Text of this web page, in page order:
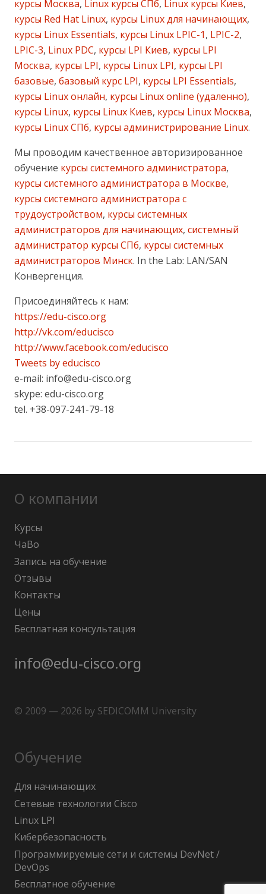
курсы Москва, Linux курсы СПб, Linux курсы Киев,
курсы Red Hat Linux, курсы Linux для начинающих,
курсы Linux Essentials, курсы Linux LPIC-1, LPIC-2,
LPIC-3, Linux PDC, курсы LPI Киев, курсы LPI
Москва, курсы LPI, курсы Linux LPI, курсы LPI
базовые, базовый курс LPI, курсы LPI Essentials,
курсы Linux онлайн, курсы Linux online (удаленно),
курсы Linux, курсы Linux Киев, курсы Linux Москва,
курсы Linux СПб, курсы администрирование Linux.
Мы проводим качественное авторизированное
обучение курсы системного администратора,
курсы системного администратора в Москве,
курсы системного администратора с
трудоустройством, курсы системных
администраторов для начинающих, системный
администратор курсы СПб, курсы системных
администраторов Минск. In the Lab: LAN/SAN
Конвергенция.
Присоединяйтесь к нам:
https://edu-cisco.org
http://vk.com/educisco
http://www.facebook.com/educisco
Tweets by educisco
e-mail: info@edu-cisco.org
skype: edu-cisco.org
tel. +38-097-241-79-18
О компании
Курсы
ЧаВо
Запись на обучение
Отзывы
Контакты
Цены
Бесплатная консультация
info@edu-cisco.org
© 2009 — 2026 by SEDICOMM University
Обучение
Для начинающих
Сетевые технологии Cisco
Linux LPI
Кибербезопасность
Программируемые сети и системы DevNet /
DevOps
Бесплатное обучение